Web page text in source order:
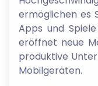
ermöglichen es
Apps und
eröffnet neue
produktive
Mobilgeräten.